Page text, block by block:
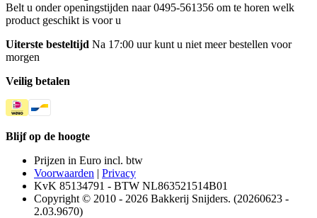
Belt u onder openingstijden naar 0495-561356 om te horen welk
product geschikt is voor u
Uiterste besteltijd Na 17:00 uur kunt u niet meer bestellen voor
morgen
Veilig betalen
Blijf op de hoogte
Prijzen in Euro incl. btw
Voorwaarden | Privacy
KvK 85134791 - BTW NL863521514B01
Copyright © 2010 - 2026 Bakkerij Snijders. (20260623 -
2.03.9670)